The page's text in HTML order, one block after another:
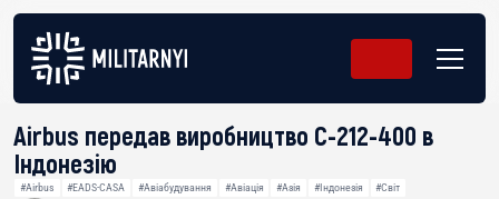
Airbus передав виробництво С-212-400 в
Індонезію
#Airbus #EADS-CASA #Авіабудування #Авіація #Азія #Індонезія #Світ